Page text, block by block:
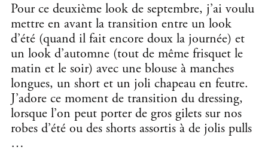
Pour ce deuxième look de septembre, j’ai voulu
mettre en avant la transition entre un look
d’été (quand il fait encore doux la journée) et
un look d’automne (tout de même frisquet le
matin et le soir) avec une blouse à manches
longues, un short et un joli chapeau en feutre.
J’adore ce moment de transition du dressing,
lorsque l’on peut porter de gros gilets sur nos
robes d’été ou des shorts assortis à de jolis pulls
…